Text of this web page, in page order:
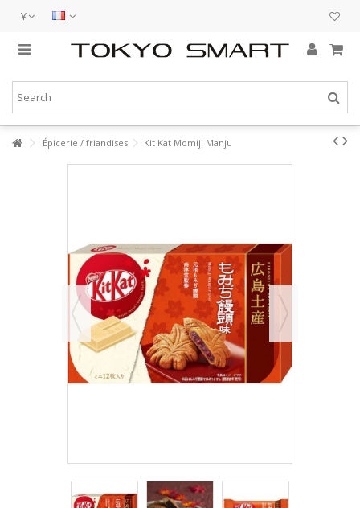
¥
Épicerie / friandises Kit Kat Momiji Manju